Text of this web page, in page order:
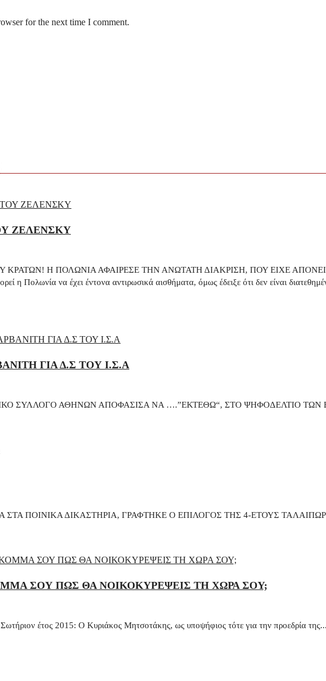
for the next time I comment.
ΖΕΛΕΝΣΚΥ
Η ΠΟΛΩΝΙΑ ΑΦΑΙΡΕΣΕ ΤΗΝ ΑΝΩΤΑΤΗ ΔΙΑΚΡΙΣΗ, ΠΟΥ ΕΙΧΕ
να έχει έντονα αντιρωσικά αισθήματα, όμως έδειξε ότι δεν είναι
ΓΙΑ Δ.Σ ΤΟΥ Ι.Σ.Α
ΣΥΛΛΟΓΟ ΑΘΗΝΩΝ ΑΠΟΦΑΣΙΣΑ ΝΑ ….”ΕΚΤΕΘΩ“, ΣΤΟ ΨΗΦΟΔΕΛΤΙΟ
ΣΤΑ ΠΟΙΝΙΚΑ ΔΙΚΑΣΤΗΡΙΑ, ΓΡΑΦΤΗΚΕ Ο ΕΠΙΛΟΓΟΣ ΤΗΣ 4-ΕΤΟΥΣ
ΣΟΥ ΠΩΣ ΘΑ ΝΟΙΚΟΚΥΡΕΨΕΙΣ ΤΗ ΧΩΡΑ ΣΟΥ;
έτος 2015: Ο Κυριάκος Μητσοτάκης, ως υποψήφιος τότε για την προεδρία της...